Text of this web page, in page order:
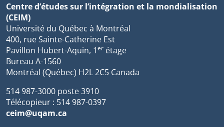
Centre d’études sur l’intégration et la mondialisation
(CEIM)
Université du Québec à Montréal
400, rue Sainte-Catherine Est
Pavillon Hubert-Aquin, 1er étage
Bureau A-1560
Montréal (Québec) H2L 2C5 Canada
514 987-3000 poste 3910
Télécopieur : 514 987-0397
ceim@uqam.ca